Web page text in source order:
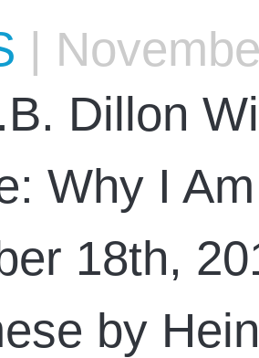
|
Dillon
Why I
18th,
by